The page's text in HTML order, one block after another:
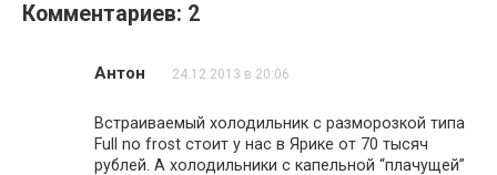
Комментариев: 2
Антон 24.12.2013 в 20:06
Встраиваемый холодильник с разморозкой типа
Full no frost стоит у нас в Ярике от 70 тысяч
рублей. А холодильники с капельной “плачущей”